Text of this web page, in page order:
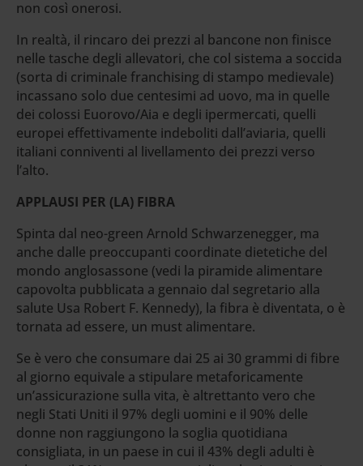
non così onerosi.
In realtà, il rincaro dei prezzi al bancone non finisce
nelle tasche degli allevatori, che col sistema a soccida
(sorta di criminale franchising di stampo medievale)
incassano solo due centesimi ad uovo, ma in quelle
dei colossi Euorovo/Aia e degli ipermercati, quelli
europei effettivamente indeboliti dall’aviaria, quelli
italiani conniventi al livellamento dei prezzi verso
l’alto.
APPLAUSI PER (LA) FIBRA
Spinta dal neo-green Arnold Schwarzenegger, ma
anche dalle preoccupanti coordinate dietetiche del
mondo anglosassone (vedi la piramide alimentare
capovolta pubblicata a gennaio dal segretario alla
salute Usa Robert F. Kennedy), la fibra è diventata, o è
tornata ad essere, un must alimentare.
Se è vero che consumare dai 25 ai 30 grammi di fibre
al giorno equivale a stipulare metaforicamente
un’assicurazione sulla vita, è altrettanto vero che
negli Stati Uniti il 97% degli uomini e il 90% delle
donne non raggiungono la soglia quotidiana
consigliata, in un paese in cui il 43% degli adulti è